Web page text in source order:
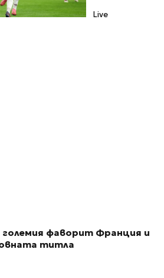
Live
големия фаворит Франция и
титла